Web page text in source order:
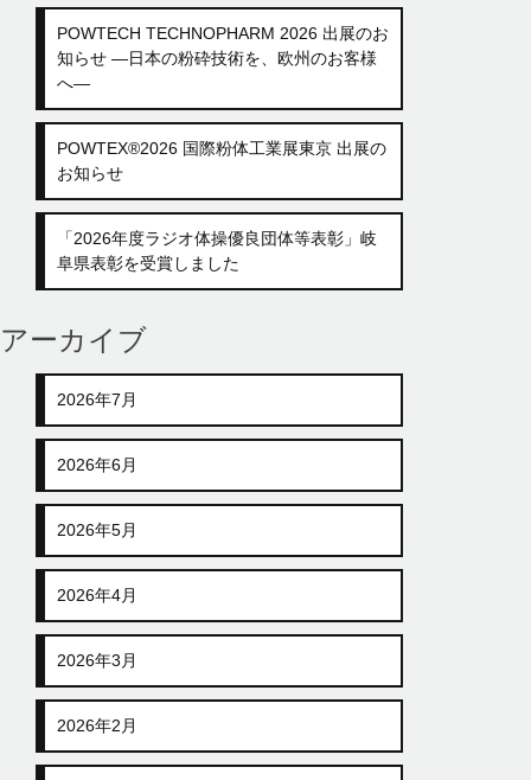
POWTECH TECHNOPHARM 2026 出展のお
知らせ ―日本の粉砕技術を、欧州のお客様
へ―
POWTEX®2026 国際粉体工業展東京 出展の
お知らせ
「2026年度ラジオ体操優良団体等表彰」岐
阜県表彰を受賞しました
アーカイブ
2026年7月
2026年6月
2026年5月
2026年4月
2026年3月
2026年2月